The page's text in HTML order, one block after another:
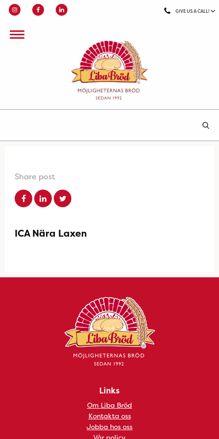
GIVE US A CALL!
Share post
ICA Nära Laxen
Links
Om Liba Bröd
Kontakta oss
Jobba hos oss